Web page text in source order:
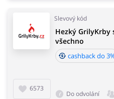
Slevový kód
6573
Hezký GrilyKrby
všechno
cashback do
Do odvolání